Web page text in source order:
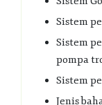
Sistem
Sistem
pompa
Sistem
Jenis